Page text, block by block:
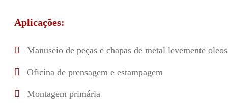
Aplicações:
Manuseio de peças e chapas de metal levemente
Oficina de prensagem e estampagem
Montagem primária